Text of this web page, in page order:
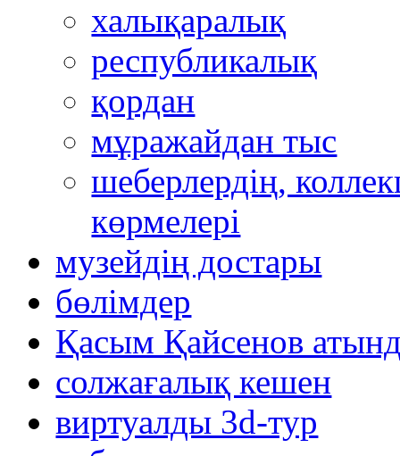
халықаралық
республикалық
қордан
мұражайдан тыс
шеберлердің,
көрмелері
музейдің достары
бөлімдер
Қасым Қайсенов
солжағалық кешен
виртуалды 3d-тур